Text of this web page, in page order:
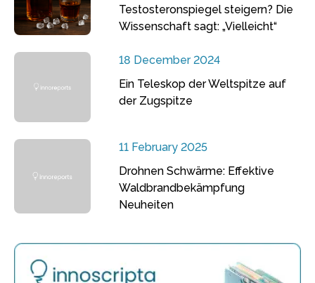
Testosteronspiegel steigern? Die
Wissenschaft sagt: „Vielleicht“
18 December 2024
Ein Teleskop der Weltspitze auf
der Zugspitze
11 February 2025
Drohnen Schwärme: Effektive
Waldbrandbekämpfung
Neuheiten